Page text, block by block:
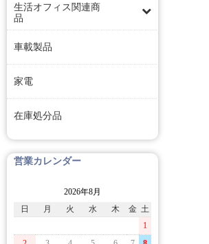
生活オフィス関連商
品
車載製品
家電
在庫処分品
営業カレンダー
2026年8月
日
月 火 水 木 金 土
1